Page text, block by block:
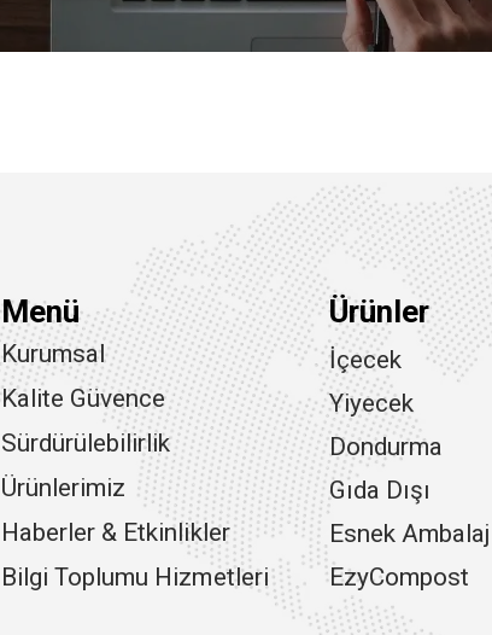
Menü
Kurumsal
Kalite Güvence
Sürdürülebilirlik
Ürünlerimiz
Haberler & Etkinlikler
Bilgi Toplumu Hizmetleri
Ürünler
İçecek
Yiyecek
Dondurma
Gıda Dışı
Esnek Ambalaj
EzyCompost